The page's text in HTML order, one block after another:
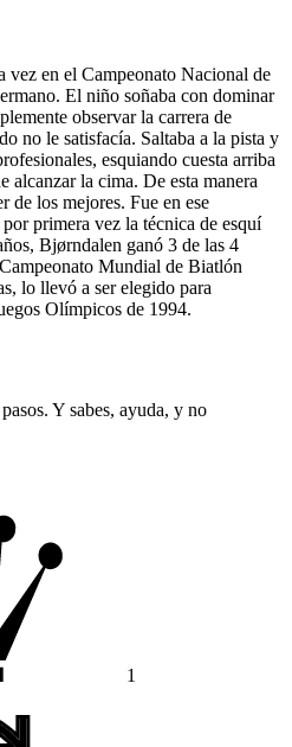
vez en el Campeonato Nacional de
El niño soñaba con dominar
observar la carrera de
no le satisfacía. Saltaba a la pista y
esquiando cuesta arriba
alcanzar la cima. De esta manera
de los mejores. Fue en ese
primera vez la técnica de esquí
Bjørndalen ganó 3 de las 4
Mundial de Biatlón
lo llevó a ser elegido para
Olímpicos de 1994.
Y sabes, ayuda, y no
1